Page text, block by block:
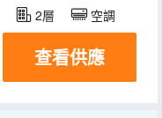
2層 空調
查看供應